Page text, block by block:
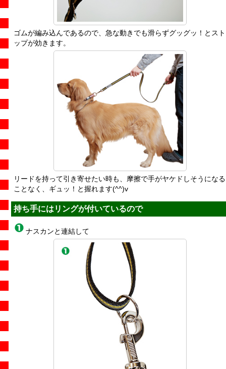
ゴムが編み込んであるので、急な動きでも滑らずグッグッ！とスト
ップが効きます。
リードを持って引き寄せたい時も、摩擦で手がヤケドしそうになる
ことなく、ギュッ！と握れます(^^)v
持ち手にはリングが付いているので
ナスカンと連結して